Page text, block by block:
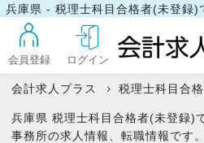
会員登録 ログイン
ログ
会計求人プラス 税理士科目合
兵庫県 税理士科目合格者(未登録)
事務所の求人情報、転職情報です